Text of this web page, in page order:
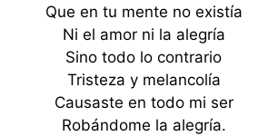
Que en tu mente no existía
Ni el amor ni la alegría
Sino todo lo contrario
Tristeza y melancolía
Causaste en todo mi ser
Robándome la alegría.